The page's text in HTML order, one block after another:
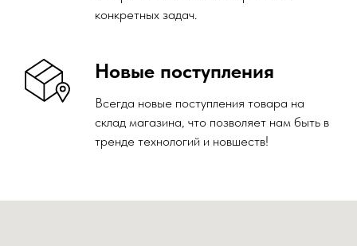
Политика конфиденциальности